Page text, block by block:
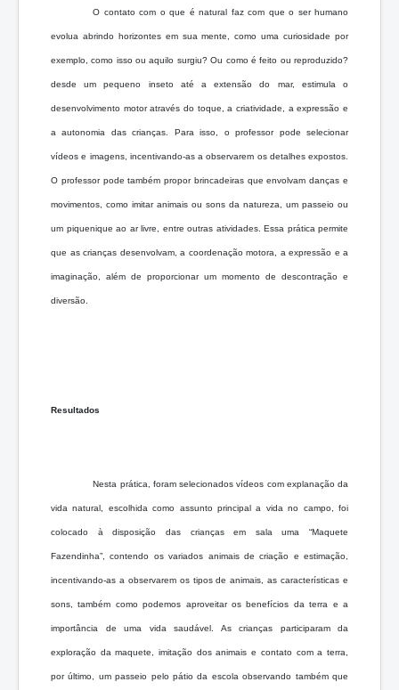
O contato com o que é natural faz com que o ser humano
evolua abrindo horizontes em sua mente, como uma curiosidade por
exemplo, como isso ou aquilo surgiu? Ou como é feito ou reproduzido?
desde um pequeno inseto até a extensão do mar, estimula o
desenvolvimento motor através do toque, a criatividade, a expressão e
a autonomia das crianças. Para isso, o professor pode selecionar
vídeos e imagens, incentivando-as a observarem os detalhes expostos.
O professor pode também propor brincadeiras que envolvam danças e
movimentos, como imitar animais ou sons da natureza, um passeio ou
um piquenique ao ar livre, entre outras atividades. Essa prática permite
que as crianças desenvolvam, a coordenação motora, a expressão e a
imaginação, além de proporcionar um momento de descontração e
diversão.
Resultados
Nesta prática, foram selecionados vídeos com explanação da
vida natural, escolhida como assunto principal a vida no campo, foi
colocado à disposição das crianças em sala uma “Maquete
Fazendinha”, contendo os variados animais de criação e estimação,
incentivando-as a observarem os tipos de animais, as características e
sons, também como podemos aproveitar os benefícios da terra e a
importância de uma vida saudável. As crianças participaram da
exploração da maquete, imitação dos animais e contato com a terra,
por último, um passeio pelo pátio da escola observando também que